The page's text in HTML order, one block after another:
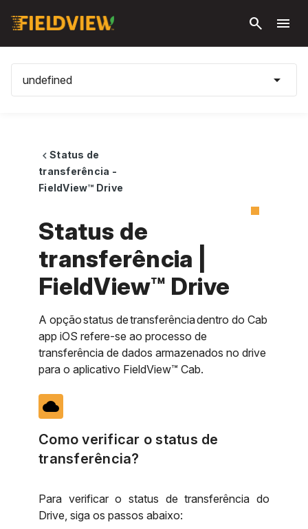
principal
search menu
undefined arrow_drop_down
chevron_leftStatus de
transferência -
FieldView™ Drive
Status de
transferência |
FieldView™ Drive
A opção status de transferência dentro do Cab
app iOS refere-se ao processo de
transferência de dados armazenados no drive
para o aplicativo FieldView™ Cab.
cloud
Como verificar o status de
transferência?
Para verificar o status de transferência do
Drive, siga os passos abaixo: